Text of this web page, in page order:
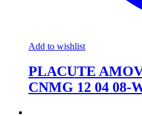
Add to wishlist
PLACUTE
CNMG 12 04 08-